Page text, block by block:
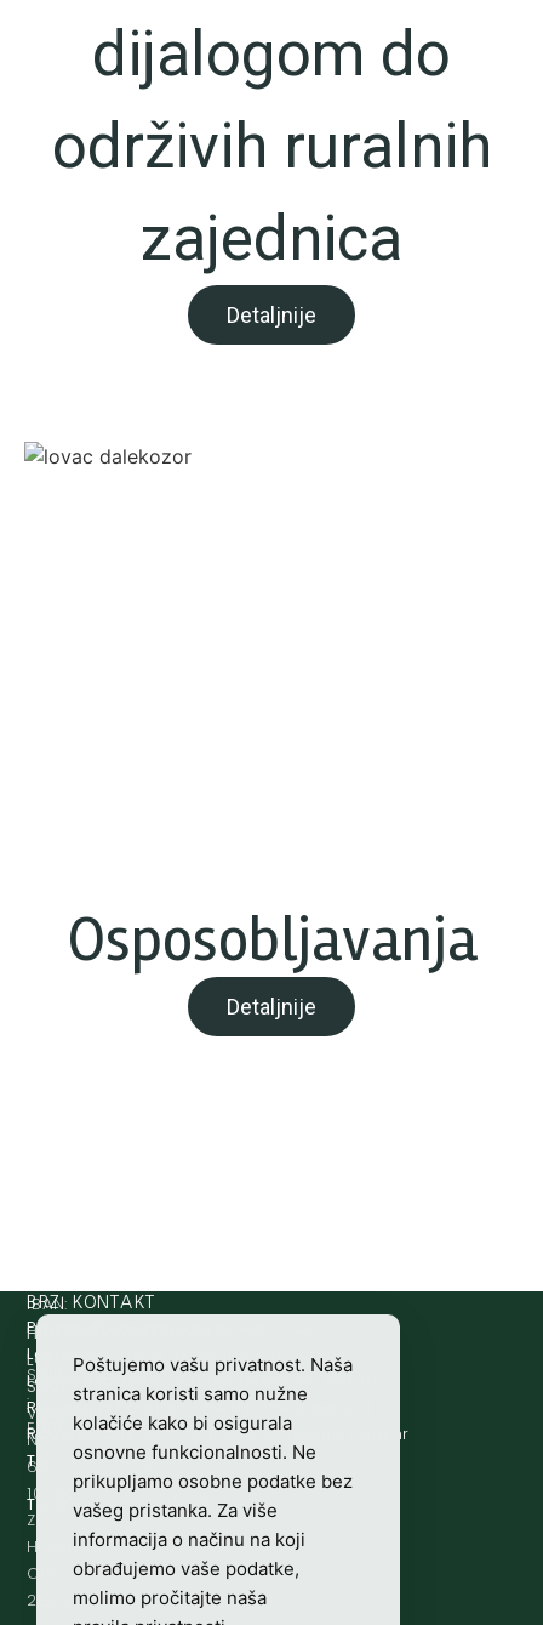
dijalogom do
održivih ruralnih
zajednica
Detaljnije
Osposobljavanja
Detaljnije
HRVATSKI
LOVAČKI
SAVEZ
Vladimira
Nazora
63
10000
Zagreb,
Hrvatska
OIB-
28817560444
IBAN:
HR8124020061100501497
SWIFT/BIC
:
ESBCHR22
BRZI KONTAKT
Prijava štete:
Lovne iskaznice:
rh.moc.slh
@acinzaksi
Lovno osposobljavanje:
rh.ude-slh
@ofni
Redakcija/ digitalni mediji:@aidem
Računovodstvo:
rh.moc.slh
@ovtsdovonucar
Tajništvo:
rh.sl
@slh
Telefon: +385 (0)1 48 34 560
Poštujemo vašu privatnost. Naša
stranica koristi samo nužne
kolačiće kako bi osigurala
osnovne funkcionalnosti. Ne
prikupljamo osobne podatke bez
vašeg pristanka. Za više
informacija o načinu na koji
obrađujemo vaše podatke,
molimo pročitajte naša